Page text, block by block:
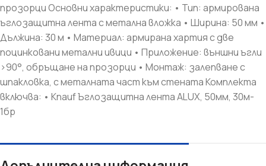
прозорци Основни характеристики: • Тип: армирована
ъглозащитна лента с метална вложка • Ширина: 50 мм •
Дължина: 30 м • Материал: армирана хартия с две
поцинковани метални ивици • Приложение: външни ъгли
>90°, обръщане на прозорци • Монтаж: залепване с
шпакловка, с металната част към стената Комплекта
включва: • Knauf Ъглозащитна лента ALUX, 50мм, 30м-
1бр